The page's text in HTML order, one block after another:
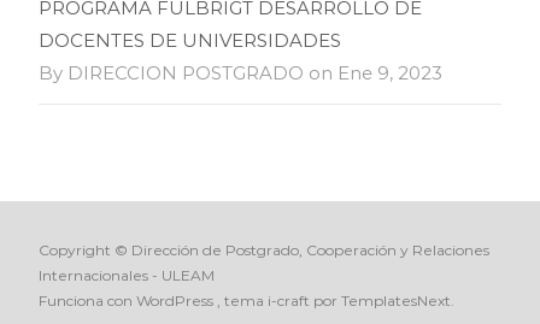
PROGRAMA FULBRIGT DESARROLLO DE
DOCENTES DE UNIVERSIDADES
By DIRECCION POSTGRADO on Ene 9, 2023
Copyright © Dirección de Postgrado, Cooperación y Relaciones
Internacionales - ULEAM
Funciona con WordPress , tema i-craft por TemplatesNext.